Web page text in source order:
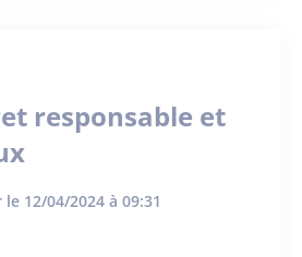
responsable et
12/04/2024 à 09:31